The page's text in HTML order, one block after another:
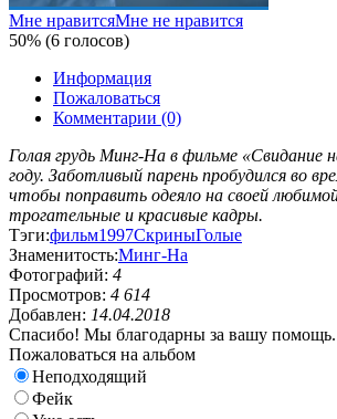
Мне нравитсяМне не нравится
50% (6 голосов)
Информация
Пожаловаться
Комментарии (0)
Голая грудь Минг-На в фильме «Свидание
году. Заботливый парень пробудился во
чтобы поправить одеяло на своей
трогательные и красивые кадры.
Тэги:фильм1997СкриныГолые
Знаменитость:Минг-На
Фотографий: 4
Просмотров: 4 614
Добавлен: 14.04.2018
Спасибо! Мы благодарны за вашу помощь.
Пожаловаться на альбом
Неподходящий
Фейк